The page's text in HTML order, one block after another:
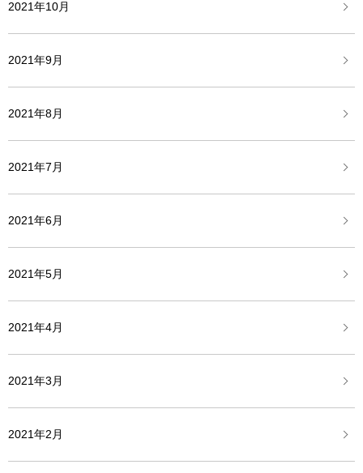
2021年10月
2021年9月
2021年8月
2021年7月
2021年6月
2021年5月
2021年4月
2021年3月
2021年2月